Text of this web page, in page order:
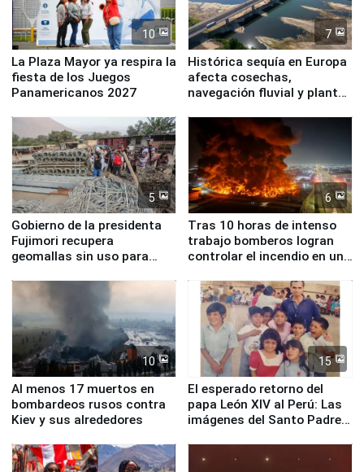
10
La Plaza Mayor ya respira la
fiesta de los Juegos
Panamericanos 2027
7
Histórica sequía en Europa
afecta cosechas,
navegación fluvial y plantas
5
Gobierno de la presidenta
Fujimori recupera
geomallas sin uso para
Fenómeno El Niño
6
Tras 10 horas de intenso
trabajo bomberos logran
controlar el incendio en una
de Chile
10
Al menos 17 muertos en
bombardeos rusos contra
Kiev y sus alrededores
15
El esperado retorno del
papa León XIV al Perú: Las
imágenes del Santo Padre